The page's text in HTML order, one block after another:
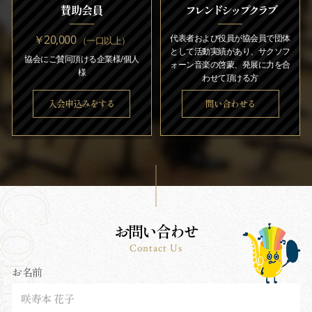
賛助会員
￥20,000（一口以上）
協会にご賛同頂ける企業様/個人
様
入会申込みをする
フレンドシップクラブ
代表者および役員が協会員で団体
として活動実績があり、サクソフ
ォーン音楽の啓蒙、発展に力を合
わせて頂ける方
問い合わせる
お問い合わせ
Contact Us
お名前